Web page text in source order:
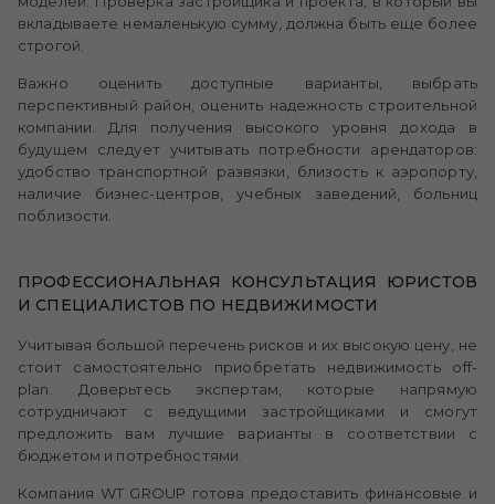
вкладываете немаленькую сумму, должна быть еще более
строгой.
Важно оценить доступные варианты, выбрать
перспективный район, оценить надежность строительной
компании. Для получения высокого уровня дохода в
будущем следует учитывать потребности арендаторов:
удобство транспортной развязки, близость к аэропорту,
наличие бизнес-центров, учебных заведений, больниц
поблизости.
ПРОФЕССИОНАЛЬНАЯ КОНСУЛЬТАЦИЯ ЮРИСТОВ
И СПЕЦИАЛИСТОВ ПО НЕДВИЖИМОСТИ
Учитывая большой перечень рисков и их высокую цену, не
стоит самостоятельно приобретать недвижимость off-
plan. Доверьтесь экспертам, которые напрямую
сотрудничают с ведущими застройщиками и смогут
предложить вам лучшие варианты в соответствии с
бюджетом и потребностями.
Компания WT GROUP готова предоставить финансовые и